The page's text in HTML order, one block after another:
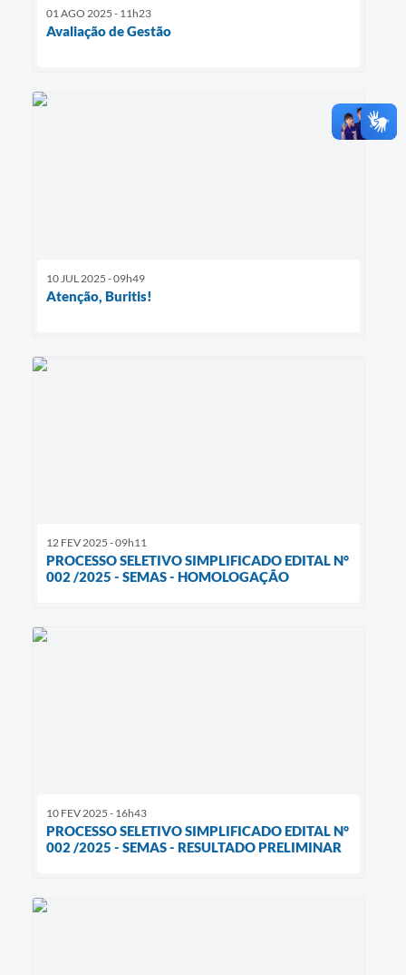
01 AGO 2025 - 11h23
Avaliação de Gestão
10 JUL 2025 - 09h49
Atenção, Buritis!
12 FEV 2025 - 09h11
PROCESSO SELETIVO SIMPLIFICADO EDITAL N°
002 /2025 - SEMAS - HOMOLOGAÇÃO
10 FEV 2025 - 16h43
PROCESSO SELETIVO SIMPLIFICADO EDITAL N°
002 /2025 - SEMAS - RESULTADO PRELIMINAR